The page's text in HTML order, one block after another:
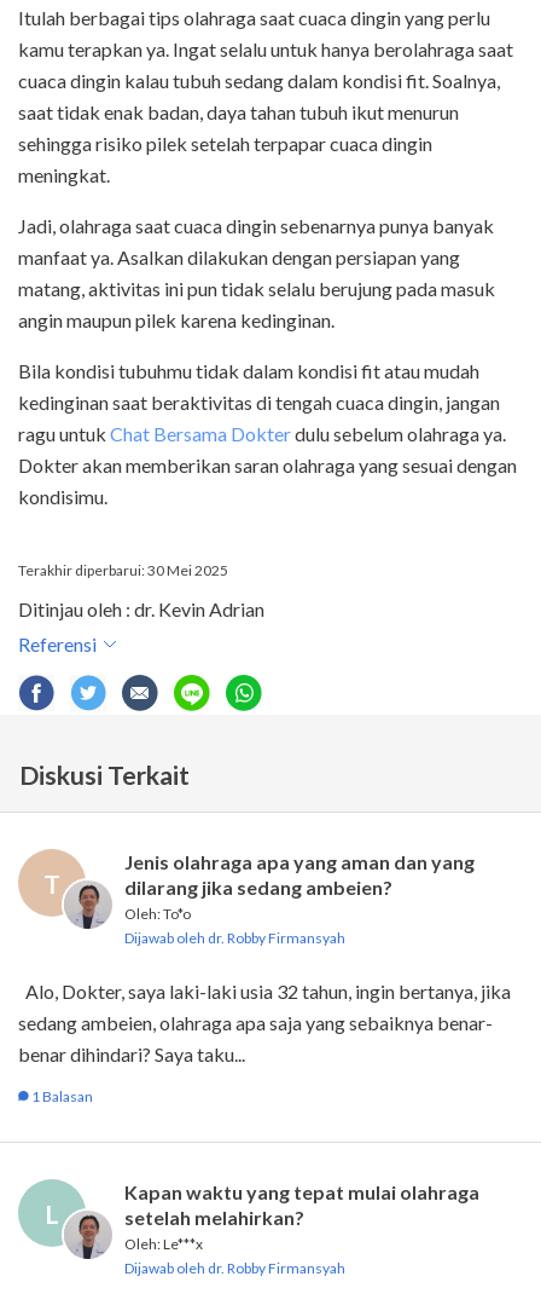
Itulah berbagai tips olahraga saat cuaca dingin yang perlu
kamu terapkan ya. Ingat selalu untuk hanya berolahraga saat
cuaca dingin kalau tubuh sedang dalam kondisi fit. Soalnya,
saat tidak enak badan, daya tahan tubuh ikut menurun
sehingga risiko pilek setelah terpapar cuaca dingin
meningkat.
Jadi, olahraga saat cuaca dingin sebenarnya punya banyak
manfaat ya. Asalkan dilakukan dengan persiapan yang
matang, aktivitas ini pun tidak selalu berujung pada masuk
angin maupun pilek karena kedinginan.
Bila kondisi tubuhmu tidak dalam kondisi fit atau mudah
kedinginan saat beraktivitas di tengah cuaca dingin, jangan
ragu untuk Chat Bersama Dokterdulu sebelum olahraga ya.
Dokter akan memberikan saran olahraga yang sesuai dengan
kondisimu.
Terakhir diperbarui: 30 Mei 2025